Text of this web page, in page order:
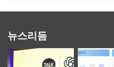
뉴스리듬